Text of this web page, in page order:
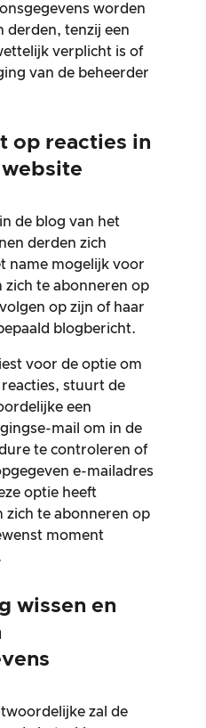
worden
derden, tenzij een
verplicht is of
van de beheerder
op reacties in
de blog van het
derden zich
name mogelijk voor
te abonneren op
op zijn of haar
blogbericht.
voor de optie om
stuurt de
een
mail om in de
te controleren of
e-mailadres
optie heeft
zich te abonneren op
moment
wissen en
zal de